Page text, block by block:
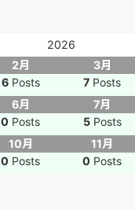
2026
2月
6 Posts
3月
7 Posts
6月
0 Posts
7月
5 Posts
10月
0 Posts
11月
0 Posts